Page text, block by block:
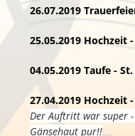
26.07.2019
25.05.2019 Hochzeit
04.05.2019 Taufe -
27.04.2019 Hochzeit
Der Auftritt war super
Gänsehaut pur!!